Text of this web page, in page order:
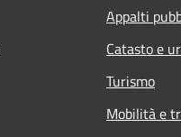
Appalti
Catasto e
Turismo
Mobilità e